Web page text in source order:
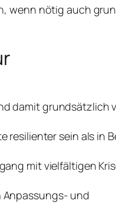
wenn nötig auch
damit grundsätzlich
resilienter sein als in
mit vielfältigen
Anpassungs- und